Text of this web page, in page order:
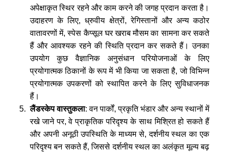
अपेक्षाकृत स्थिर रहने और काम करने की जगह प्रदान करता है।
उदाहरण के लिए, ध्रुवीय क्षेत्रों, रेगिस्तानों और अन्य कठोर
वातावरणों में, स्पेस कैप्सूल घर खराब मौसम का सामना कर सकते
हैं और आवश्यक रहने की स्थिति प्रदान कर सकते हैं। उनका
उपयोग कुछ वैज्ञानिक अनुसंधान परियोजनाओं के लिए
प्रयोगात्मक ठिकानों के रूप में भी किया जा सकता है, जो विभिन्न
प्रयोगात्मक उपकरणों को स्थापित करने के लिए सुविधाजनक
हैं।
लैंडस्केप वास्तुकला: वन पार्कों, प्रकृति भंडार और अन्य स्थानों में
रखे जाने पर, वे प्राकृतिक परिदृश्य के साथ मिश्रित हो सकते हैं
और अपनी अनूठी उपस्थिति के माध्यम से, दर्शनीय स्थल का एक
परिदृश्य बन सकते हैं, जिससे दर्शनीय स्थल का अलंकृत मूल्य बढ़